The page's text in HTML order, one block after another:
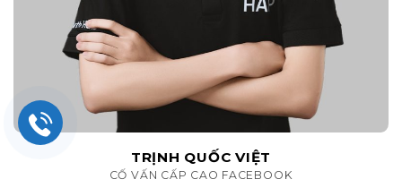
TRỊNH QUỐC VIỆT
CỐ VẤN CẤP CAO FACEBOOK